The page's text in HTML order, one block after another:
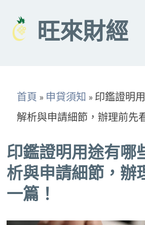
content
旺來財經
首頁 » 申貸須知 » 印鑑證明
解析與申請細節，辦理前先
印鑑證明用途有哪
析與申請細節，辦
一篇！